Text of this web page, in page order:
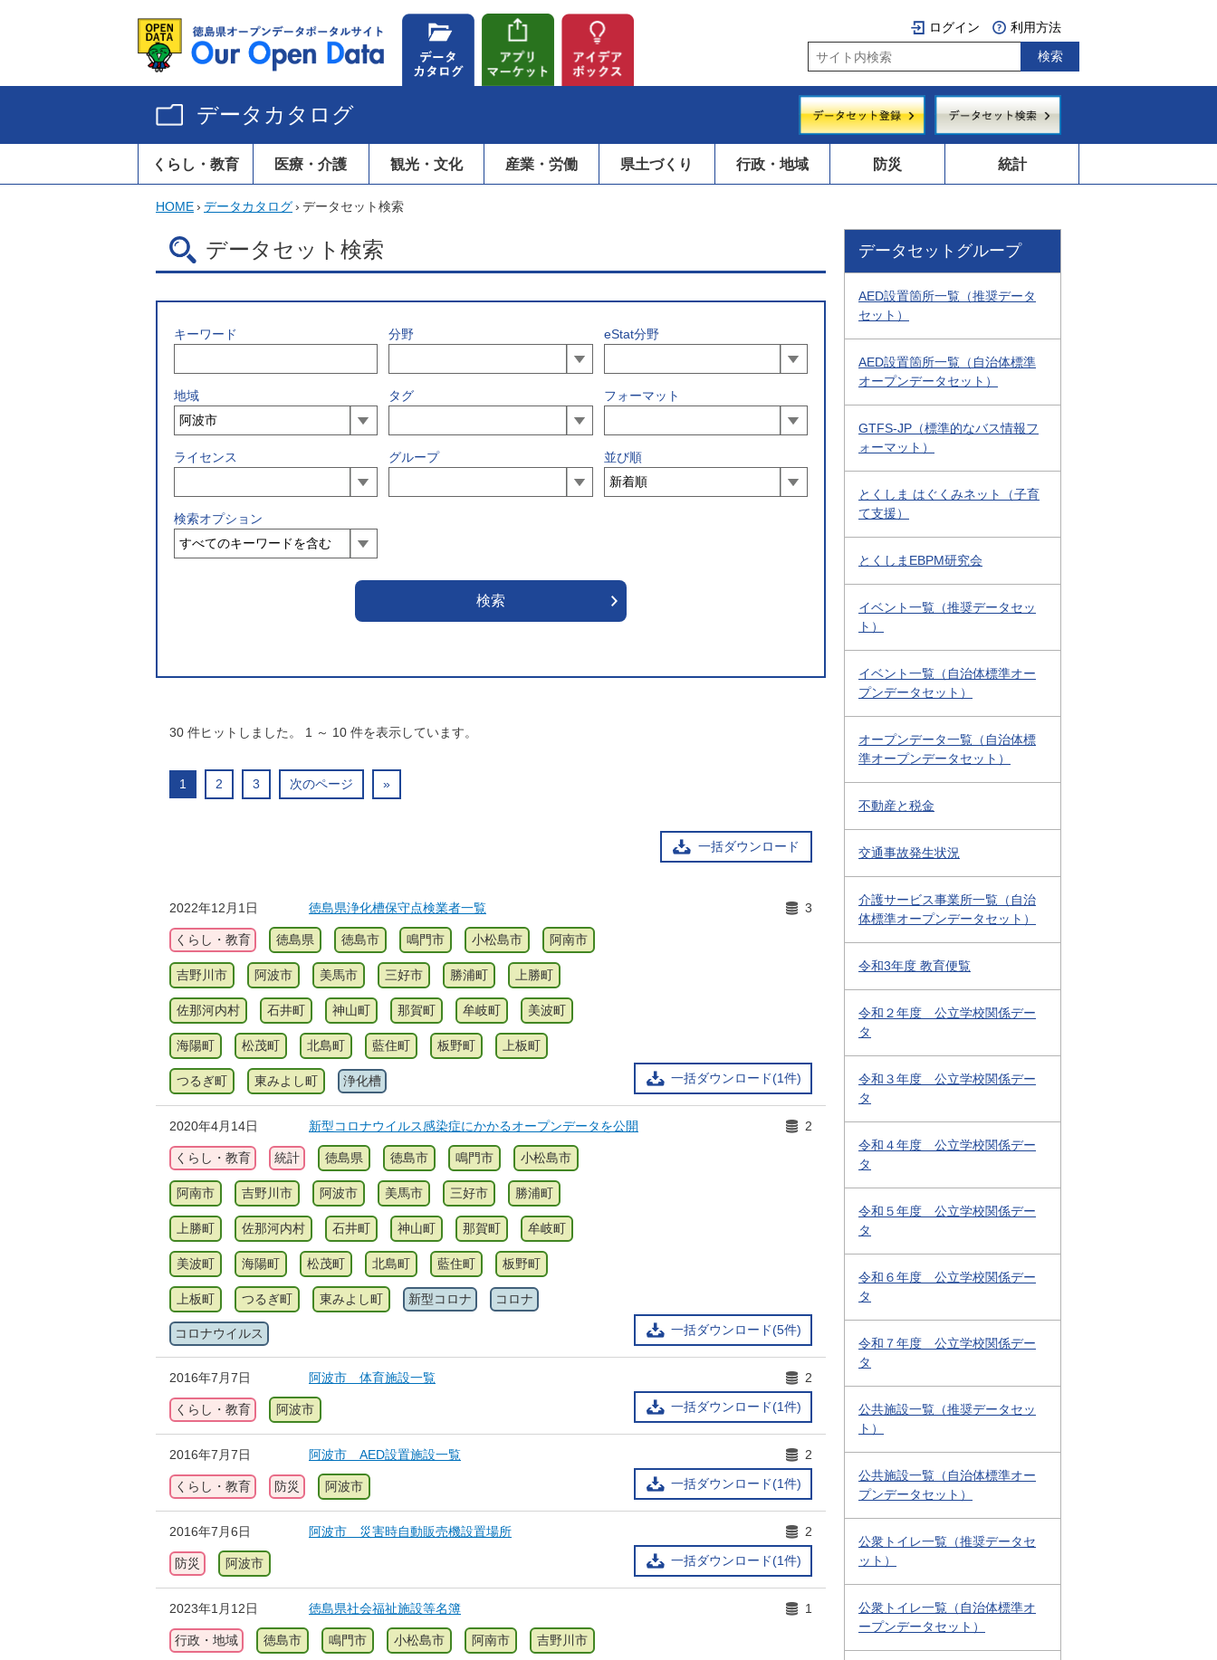
ログイン 利用方法
データカタログ
くらし・教育 医療・介護 観光・文化 産業・労働 県土づくり 行政・地域 防災 統計
HOME› データカタログ› データセット検索
データセット検索
キーワード 分野 eStat分野
地域 タグ フォーマット
ライセンス グループ 並び順
検索オプション
30 件ヒットしました。 1 ～ 10 件を表示しています。
1 2 3 次のページ »
一括ダウンロード
2022年12月1日 徳島県浄化槽保守点検業者一覧
一括ダウンロード(1件)
3
くらし・教育 徳島県 徳島市 鳴門市 小松島市 阿南市
吉野川市 阿波市 美馬市 三好市 勝浦町 上勝町
佐那河内村 石井町 神山町 那賀町 牟岐町 美波町
海陽町 松茂町 北島町 藍住町 板野町 上板町
つるぎ町 東みよし町 浄化槽
2020年4月14日 新型コロナウイルス感染症にかかるオープンデータを公開
一括ダウンロード(5件)
2
くらし・教育 統計 徳島県 徳島市 鳴門市 小松島市
阿南市 吉野川市 阿波市 美馬市 三好市 勝浦町
上勝町 佐那河内村 石井町 神山町 那賀町 牟岐町
美波町 海陽町 松茂町 北島町 藍住町 板野町
上板町 つるぎ町 東みよし町 新型コロナ コロナ
コロナウイルス
2016年7月7日
阿波市 体育施設一覧
一括ダウンロード(1件)
2
くらし・教育 阿波市
2016年7月7日
阿波市 AED設置施設一覧
一括ダウンロード(1件)
2
くらし・教育 防災 阿波市
2016年7月6日
阿波市 災害時自動販売機設置場所
一括ダウンロード(1件)
2
防災 阿波市
2023年1月12日 徳島県社会福祉施設等名簿 1
行政・地域 徳島市 鳴門市 小松島市 阿南市 吉野川市
データセットグループ
AED設置箇所一覧（推奨データ
セット）
AED設置箇所一覧（自治体標準
オープンデータセット）
GTFS-JP（標準的なバス情報フ
ォーマット）
とくしま はぐくみネット（子育
て支援）
とくしまEBPM研究会
イベント一覧（推奨データセッ
ト）
イベント一覧（自治体標準オー
プンデータセット）
オープンデータ一覧（自治体標
準オープンデータセット）
不動産と税金
交通事故発生状況
介護サービス事業所一覧（自治
体標準オープンデータセット）
令和3年度 教育便覧
令和２年度 公立学校関係デー
タ
令和３年度 公立学校関係デー
タ
令和４年度 公立学校関係デー
タ
令和５年度 公立学校関係デー
タ
令和６年度 公立学校関係デー
タ
令和７年度 公立学校関係デー
タ
公共施設一覧（推奨データセッ
ト）
公共施設一覧（自治体標準オー
プンデータセット）
公衆トイレ一覧（推奨データセ
ット）
公衆トイレ一覧（自治体標準オ
ープンデータセット）